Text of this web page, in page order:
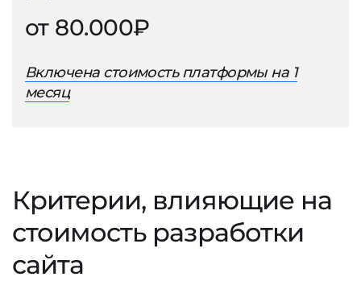
от 80.000₽
Включена стоимость платформы на 1
месяц
Критерии, влияющие на
стоимость разработки
сайта